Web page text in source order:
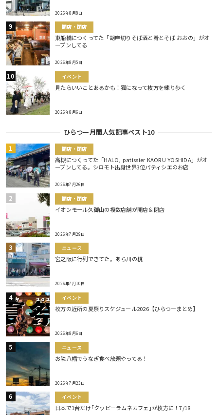
2026年8月8日
開店・閉店
東船橋につくってた「胡麻切りそば酒と肴とそば おおの」がオ
ープンしてる
2026年8月5日
イベント
見たらいいことあるかも！狐になって枚方を練り歩く
2026年8月6日
ひらつー月間人気記事ベスト10
開店・閉店
高槻につくってた「HALO, patissier KAORU YOSHIDA」がオ
ープンしてる。シロモト出身世界3位パティシエのお店
2026年7月26日
開店・閉店
イオンモール久御山の複数店舗が開店＆閉店
2026年7月29日
ニュース
宮之阪に行列できてた。あら川の桃
2026年7月10日
イベント
枚方の近所の夏祭りスケジュール2026【ひらつーまとめ】
2026年8月6日
ニュース
お隣八幡でうなぎ食べ放題やってる！
2026年7月23日
イベント
日本で1台だけ｢クッピーラムネカフェ｣が枚方に！7/18